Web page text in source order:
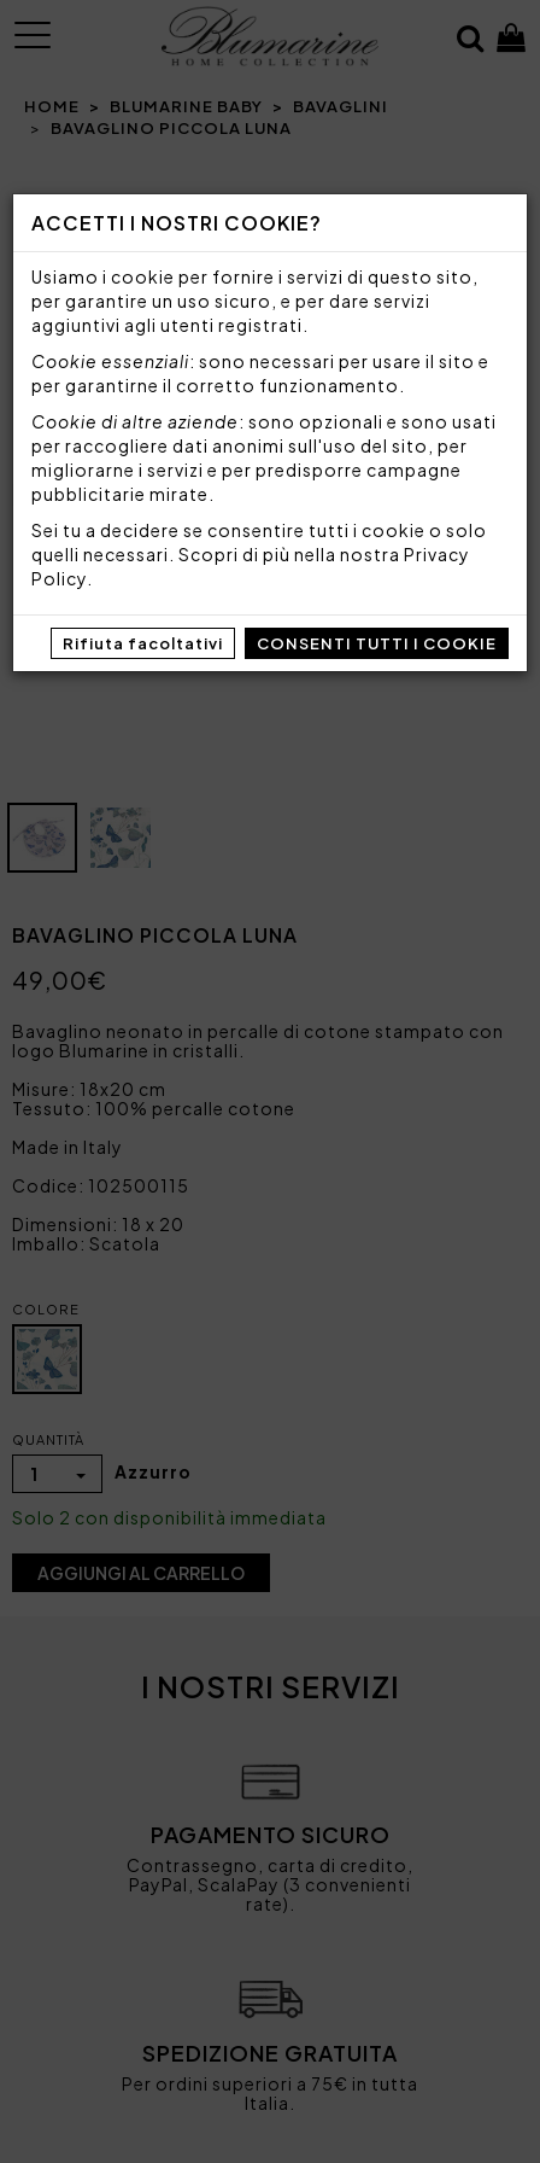
ACCETTI I NOSTRI COOKIE?
Usiamo i cookie per fornire i servizi di questo sito,
per garantire un uso sicuro, e per dare servizi
aggiuntivi agli utenti registrati.
Cookie essenziali: sono necessari per usare il sito e
per garantirne il corretto funzionamento.
Cookie di altre aziende: sono opzionali e sono usati
per raccogliere dati anonimi sull'uso del sito, per
migliorarne i servizi e per predisporre campagne
pubblicitarie mirate.
Sei tu a decidere se consentire tutti i cookie o solo
quelli necessari. Scopri di più nella nostra Privacy
Policy
Rifiuta facoltativi CONSENTI TUTTI I COOKIE
MENU
HOME BLUMARINE BABY
BAVAGLINI
BAVAGLINO PICCOLA LUNA
Prev
BAVAGLINO PICCOLA LUNA
49,00€
Bavaglino neonato in percalle di cotone stampato con
logo Blumarine in cristalli.
Misure: 18x20 cm
Tessuto: 100% percalle cotone
Made in Italy
Codice: 102500115
Dimensioni: 18 x 20
Imballo: Scatola
COLORE
QUANTITÀ
1 Azzurro
Solo 2 con disponibilità immediata
AGGIUNGI AL CARRELLO
I NOSTRI SERVIZI
PAGAMENTO SICURO
Contrassegno, carta di credito,
PayPal, ScalaPay (3 convenienti
rate).
SPEDIZIONE GRATUITA
Per ordini superiori a 75€ in tutta
Italia.